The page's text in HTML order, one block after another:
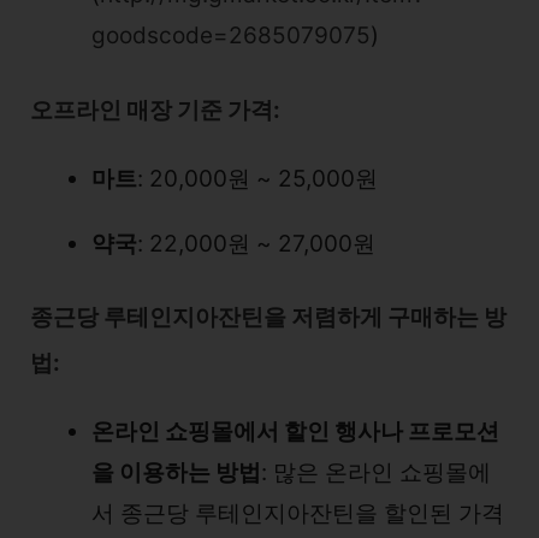
goodscode=2685079075)
오프라인 매장 기준 가격:
마트: 20,000원 ~ 25,000원
약국: 22,000원 ~ 27,000원
종근당 루테인지아잔틴을 저렴하게 구매하는 방
법:
온라인 쇼핑몰에서 할인 행사나 프로모션
을 이용하는 방법 : 많은 온라인 쇼핑몰에
서 종근당 루테인지아잔틴을 할인된 가격